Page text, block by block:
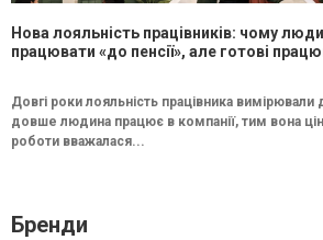
Нова лояльність працівників: чому
працювати «до пенсії», але готові
Довгі роки лояльність працівника
довше людина працює в компанії, тим вона
роботи вважалася...
Бренди